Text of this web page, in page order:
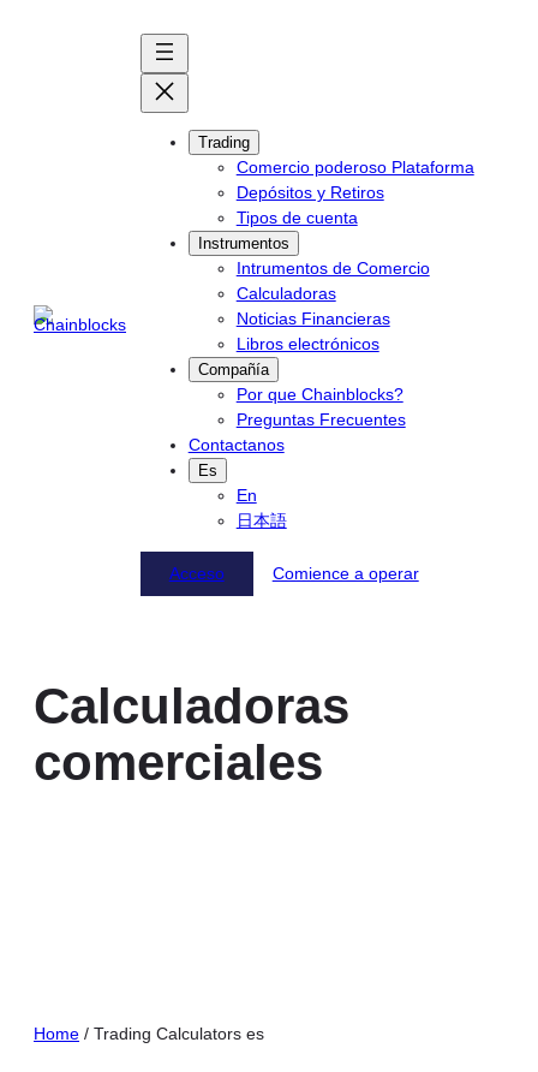
Trading
Comercio poderoso Plataforma
Depósitos y Retiros
Tipos de cuenta
Instrumentos
Intrumentos de Comercio
Calculadoras
Noticias Financieras
Libros electrónicos
Compañía
Por que Chainblocks?
Preguntas Frecuentes
Contactanos
Es
En
日本語
Acceso Comience a operar
Calculadoras
comerciales
Home / Trading Calculators es